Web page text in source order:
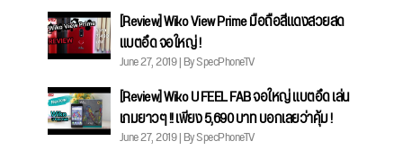
[Review] Wiko View Prime มือถือสีแดงสวยสด
แบตอึด จอใหญ่ !
June 27, 2019 | By SpecPhoneTV
[Review] Wiko U FEEL FAB จอใหญ่ แบตอึด เล่น
เกมยาวๆ !! เพียง 5,690 บาท บอกเลยว่าคุ้ม !
June 27, 2019 | By SpecPhoneTV